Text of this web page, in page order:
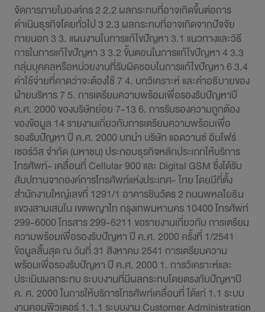
การพัฒนาอย่างยั่งยืน
ข่าวสารและกิจกรรม
สอบถามข้อมูล
ไปยังเว็บไซต์หลักบริษัท